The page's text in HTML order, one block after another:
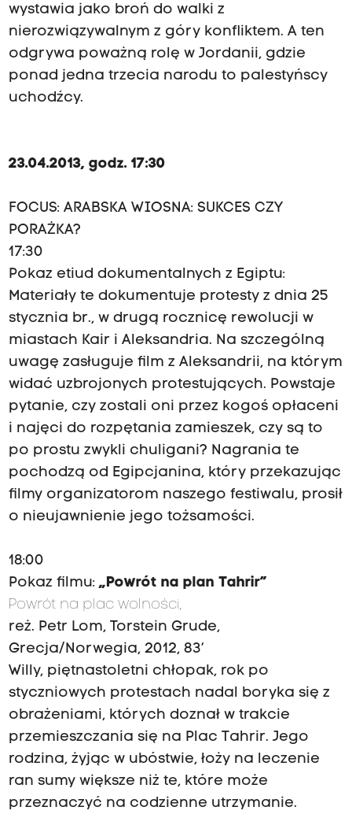
wystawia jako broń do walki z
nierozwiązywalnym z góry konfliktem. A ten
odgrywa poważną rolę w Jordanii, gdzie
ponad jedna trzecia narodu to palestyńscy
uchodźcy.
23.04.2013, godz. 17:30
FOCUS: ARABSKA WIOSNA: SUKCES CZY
PORAŻKA?
17:30
Pokaz etiud dokumentalnych z Egiptu:
Materiały te dokumentuje protesty z dnia 25
stycznia br., w drugą rocznicę rewolucji w
miastach Kair i Aleksandria. Na szczególną
uwagę zasługuje film z Aleksandrii, na którym
widać uzbrojonych protestujących. Powstaje
pytanie, czy zostali oni przez kogoś opłaceni
i najęci do rozpętania zamieszek, czy są to
po prostu zwykli chuligani? Nagrania te
pochodzą od Egipcjanina, który przekazując
filmy organizatorom naszego festiwalu, prosił
o nieujawnienie jego tożsamości.
18:00
Pokaz filmu: „Powrót na plan Tahrir”
Powrót na plac wolności,
reż. Petr Lom, Torstein Grude,
Grecja/Norwegia, 2012, 83’
Willy, piętnastoletni chłopak, rok po
styczniowych protestach nadal boryka się z
obrażeniami, których doznał w trakcie
przemieszczania się na Plac Tahrir. Jego
rodzina, żyjąc w ubóstwie, łoży na leczenie
ran sumy większe niż te, które może
przeznaczyć na codzienne utrzymanie.